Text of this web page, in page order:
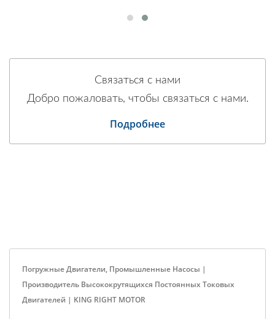
Связаться с нами
Добро пожаловать, чтобы связаться с нами.
Подробнее
Погружные Двигатели, Промышленные Насосы |
Производитель Высококрутящихся Постоянных Токовых
Двигателей | KING RIGHT MOTOR